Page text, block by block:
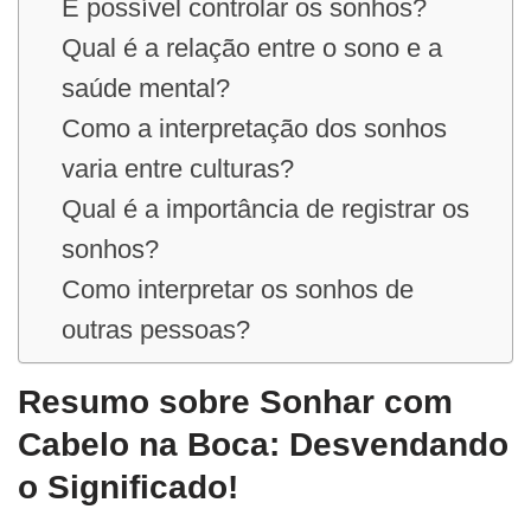
É possível controlar os sonhos?
Qual é a relação entre o sono e a
saúde mental?
Como a interpretação dos sonhos
varia entre culturas?
Qual é a importância de registrar os
sonhos?
Como interpretar os sonhos de
outras pessoas?
Resumo sobre Sonhar com
Cabelo na Boca: Desvendando
o Significado!